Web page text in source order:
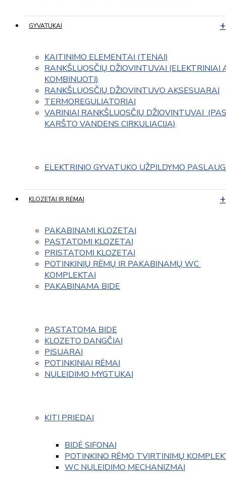
GYVATUKAI
KAITINIMO ELEMENTAI (TENAI)
RANKŠLUOSČIŲ DŽIOVINTUVAI (ELEKTRINIAI
KOMBINUOTI)
RANKŠLUOSČIŲ DŽIOVINTUVO AKSESUARAI
TERMOREGULIATORIAI
VARINIAI RANKŠLUOSČIŲ DŽIOVINTUVAI
KARŠTO VANDENS CIRKULIACIJA)
ELEKTRINIO GYVATUKO UŽPILDYMO
KLOZETAI IR RĖMAI
PAKABINAMI KLOZETAI
PASTATOMI KLOZETAI
PRISTATOMI KLOZETAI
POTINKINIŲ RĖMŲ IR PAKABINAMŲ WC
KOMPLEKTAI
PAKABINAMA BIDE
PASTATOMA BIDE
KLOZETO DANGČIAI
PISUARAI
POTINKINIAI RĖMAI
NULEIDIMO MYGTUKAI
KITI PRIEDAI
BIDĖ SIFONAI
POTINKINO RĖMO TVIRTINIMŲ
WC NULEIDIMO MECHANIZMAI